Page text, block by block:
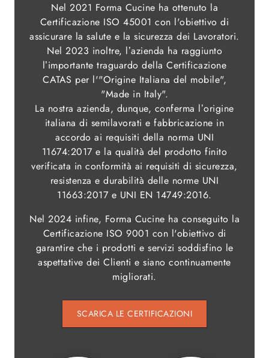
Nel 2021 Forma Cucine ha ottenuto la
Certificazione ISO 45001 con l'obiettivo di
assicurare la salute e la sicurezza dei Lavoratori.
Nel 2023 inoltre, l’azienda ha raggiunto
l’importante traguardo della Certificazione
CATAS per l'"Origine Italiana del mobile",
"Made in Italy".
La nostra azienda, dunque, conferma l’origine
italiana di semilavorati e fabbricazione in
accordo ai requisiti della norma UNI
11674:2017 e la qualità del prodotto finito
verificata in conformità ai requisiti di sicurezza,
resistenza e durabilità delle norme UNI
11663:2017 e UNI EN 14749:2016.
Nel 2024 infine, Forma Cucine ha conseguito la
Certificazione ISO 9001 con l'obiettivo di
garantire che i prodotti e servizi soddisfino le
aspettative dei Clienti e siano continuamente
migliorati.
SCARICA LE CERTIFICAZIONI